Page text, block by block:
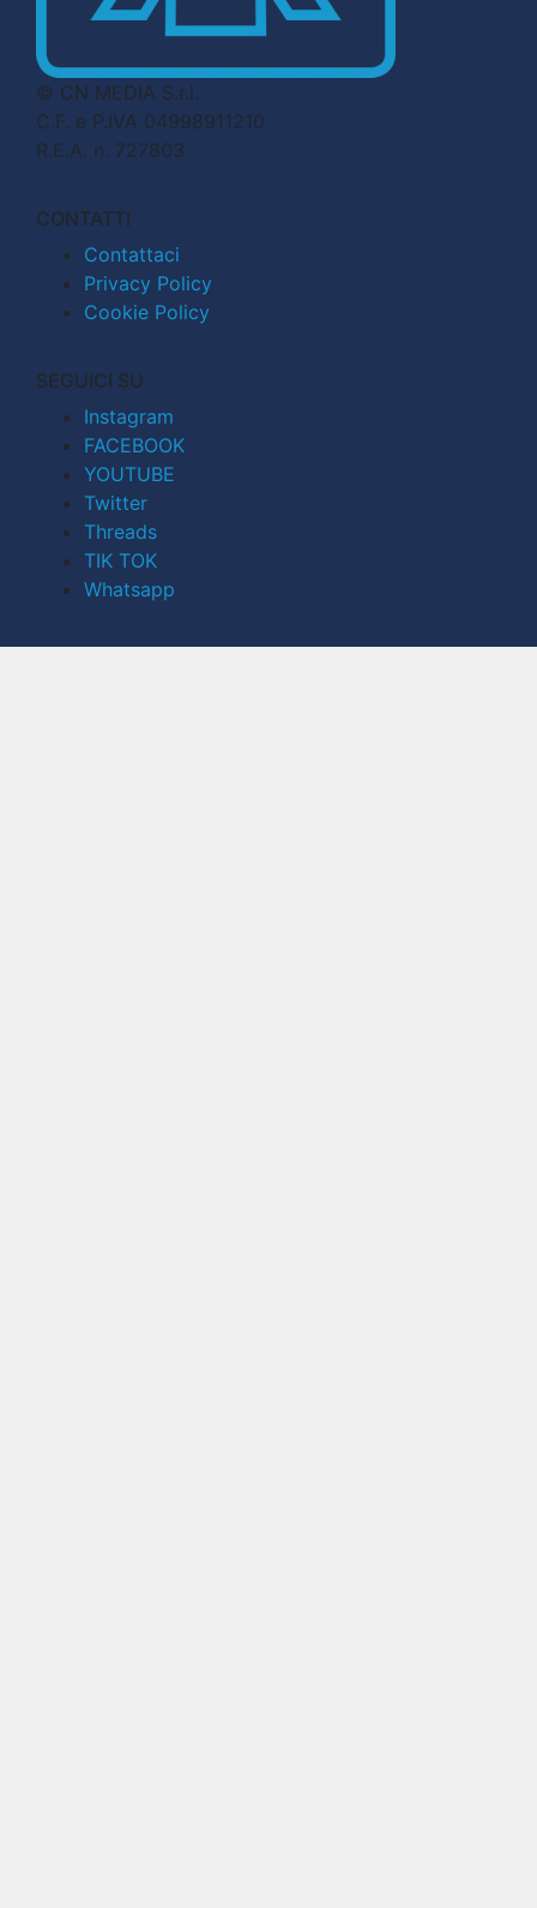
© CN MEDIA S.r.l.
C.F. e P.IVA 04998911210
R.E.A. n. 727803
CONTATTI
Contattaci
Privacy Policy
Cookie Policy
SEGUICI SU
Instagram
FACEBOOK
YOUTUBE
Twitter
Threads
TIK TOK
Whatsapp